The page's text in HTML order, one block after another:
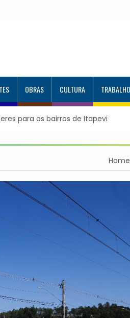
OBRAS CULTURA TRABALHO
para os bairros de Itapevi
Home